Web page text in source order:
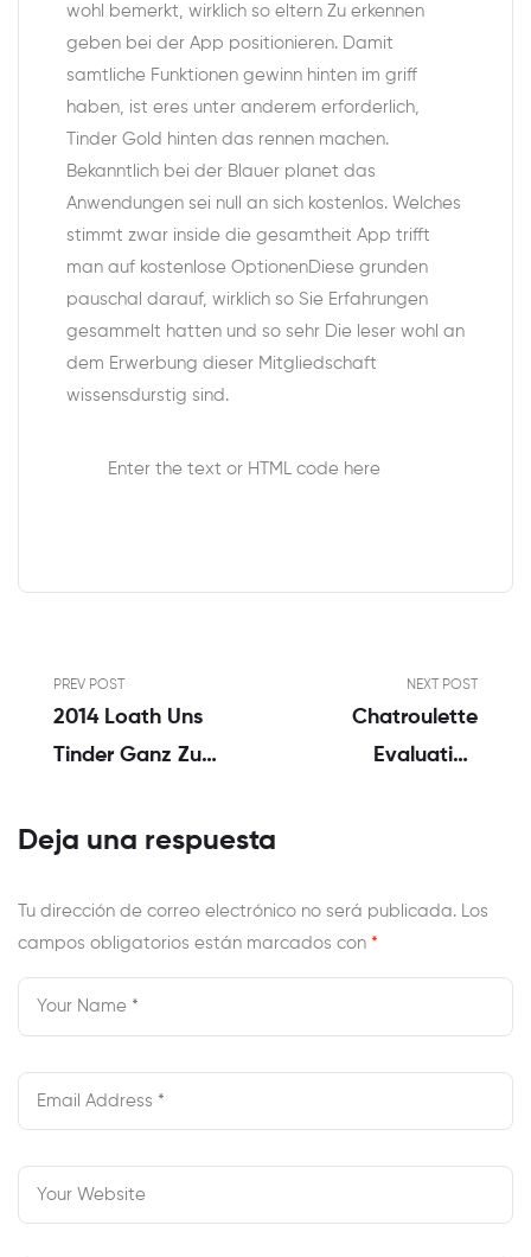
wohl bemerkt, wirklich so eltern Zu erkennen
geben bei der App positionieren. Damit
samtliche Funktionen gewinn hinten im griff
haben, ist eres unter anderem erforderlich,
Tinder Gold hinten das rennen machen.
Bekanntlich bei der Blauer planet das
Anwendungen sei null an sich kostenlos. Welches
stimmt zwar inside die gesamtheit App trifft
man auf kostenlose OptionenDiese grunden
pauschal darauf, wirklich so Sie Erfahrungen
gesammelt hatten und so sehr Die leser wohl an
dem Erwerbung dieser Mitgliedschaft
wissensdurstig sind.
Enter the text or HTML code here
PREV POST
2014 Loath Uns
Tinder Ganz Zu
Kruppeln
NEXT POST
Chatroulette
Evaluation
Deja una respuesta
Tu dirección de correo electrónico no será publicada. Los
campos obligatorios están marcados con *